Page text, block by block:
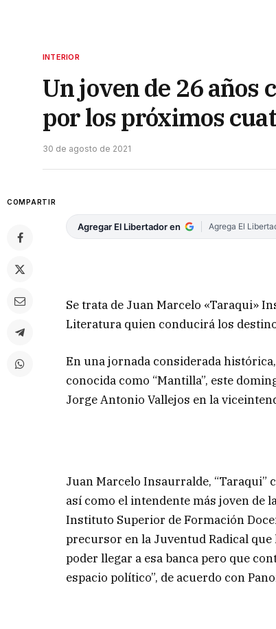
INTERIOR
Un joven de 26 años
por los próximos
30 de agosto de 2021
COMPARTIR
Agregar El Libertador en Agrega El
Se trata de Juan Marcelo «Taraqui»
Literatura quien conducirá los
En una jornada considerada
conocida como “Mantilla”, este
Jorge Antonio Vallejos en la
Juan Marcelo Insaurralde, “Taraqui”
así como el intendente más joven de
Instituto Superior de Formación
precursor en la Juventud Radical
poder llegar a esa banca pero que
espacio político”, de acuerdo con